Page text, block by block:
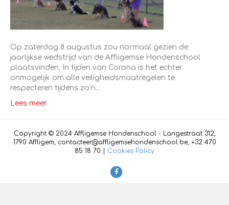
Op zaterdag 8 augustus zou normaal gezien de
jaarlijkse wedstrijd van de Affligemse Hondenschool
plaatsvinden. In tijden van Corona is het echter
onmogelijk om alle veiligheidsmaatregelen te
respecteren tijdens zo’n…
Lees meer
Copyright © 2024 Affligemse Hondenschool - Langestraat 312,
1790 Affligem, contacteer@affligemsehondenschool.be, +32 470
85 18 70 | Cookies Policy
F